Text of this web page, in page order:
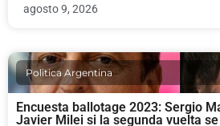
agosto 9, 2026
Politica Argentina
Encuesta ballotage 2023: Sergio
Javier Milei si la segunda vuelta